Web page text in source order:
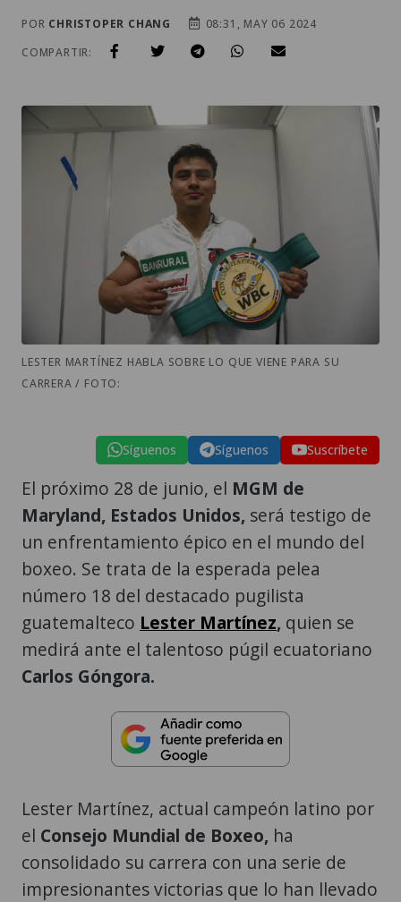
POR CHRISTOPER CHANG
08:31, MAY 06 2024
COMPARTIR:
LESTER MARTÍNEZ HABLA SOBRE LO QUE VIENE PARA SU
CARRERA / FOTO:
Síguenos Síguenos Suscríbete
El próximo 28 de junio, el MGM de
Maryland, Estados Unidos, será testigo de
un enfrentamiento épico en el mundo del
boxeo. Se trata de la esperada pelea
número 18 del destacado pugilista
guatemalteco Lester Martínez, quien se
medirá ante el talentoso púgil ecuatoriano
Carlos Góngora.
Lester Martínez, actual campeón latino por
el Consejo Mundial de Boxeo, ha
consolidado su carrera con una serie de
impresionantes victorias que lo han llevado